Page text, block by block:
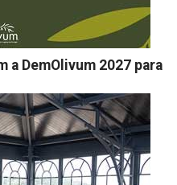
a DemOlivum 2027 para